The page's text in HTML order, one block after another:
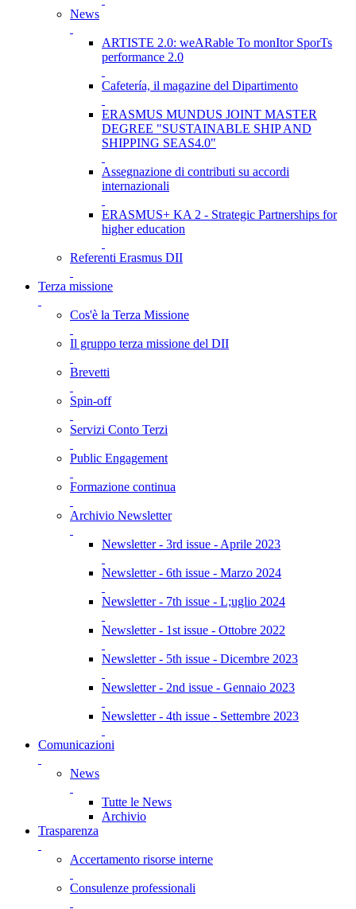
News
ARTISTE 2.0: weARable To monItor SporTs
performance 2.0
Cafetería, il magazine del Dipartimento
ERASMUS MUNDUS JOINT MASTER
DEGREE "SUSTAINABLE SHIP AND
SHIPPING SEAS4.0"
Assegnazione di contributi su accordi
internazionali
ERASMUS+ KA 2 - Strategic Partnerships for
higher education
Referenti Erasmus DII
Terza missione
Cos'è la Terza Missione
Il gruppo terza missione del DII
Brevetti
Spin-off
Servizi Conto Terzi
Public Engagement
Formazione continua
Archivio Newsletter
Newsletter - 3rd issue - Aprile 2023
Newsletter - 6th issue - Marzo 2024
Newsletter - 7th issue - L;uglio 2024
Newsletter - 1st issue - Ottobre 2022
Newsletter - 5th issue - Dicembre 2023
Newsletter - 2nd issue - Gennaio 2023
Newsletter - 4th issue - Settembre 2023
Comunicazioni
News
Tutte le News
Archivio
Trasparenza
Accertamento risorse interne
Consulenze professionali